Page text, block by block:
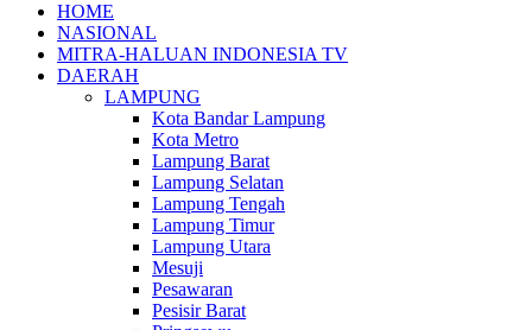
HOME
NASIONAL
MITRA-HALUAN INDONESIA TV
DAERAH
LAMPUNG
Kota Bandar Lampung
Kota Metro
Lampung Barat
Lampung Selatan
Lampung Tengah
Lampung Timur
Lampung Utara
Mesuji
Pesawaran
Pesisir Barat